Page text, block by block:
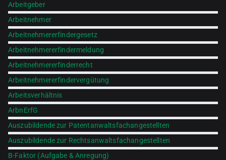
Arbeitgeber
Arbeitnehmer
Arbeitnehmererfindergesetz
Arbeitnehmererfindermeldung
Arbeitnehmererfinderrecht
Arbeitnehmererfindervergütung
Arbeitsverhältnis
ArbnErfG
Auszubildende zur Patentanwaltsfachangestellten
Auszubildende zur Rechtsanwaltsfachangestellten
B-Faktor (Aufgabe & Anregung)